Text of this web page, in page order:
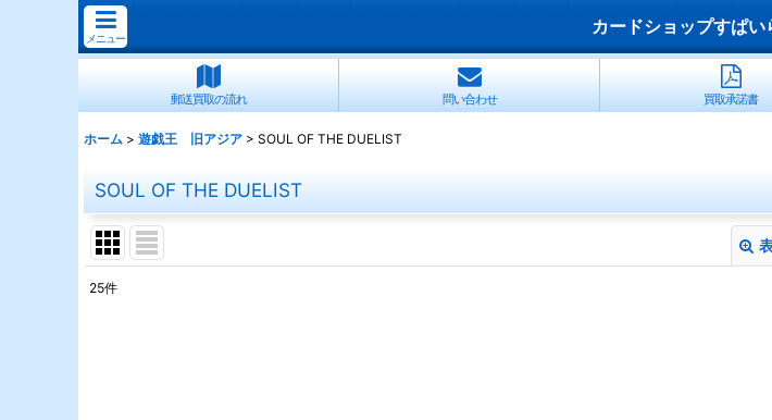
メニュー
カードショップすぱい
郵送買取の流れ 問い合わせ 買取承諾書
ホーム > 遊戯王 旧アジア > SOUL OF THE DUELIST
SOUL OF THE DUELIST
25件